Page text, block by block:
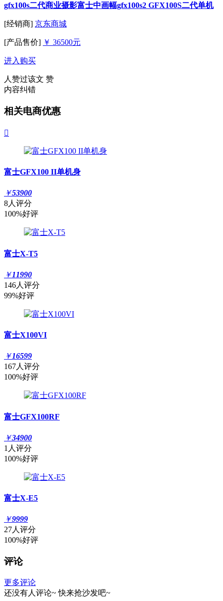
gfx100s二代商业摄影富士中画幅gfx100s2 GFX100S二代单机
[经销商] 京东商城
[产品售价] ￥ 36500元
进入购买
人赞过该文 赞
内容纠错
相关电商优惠

富士GFX100 II单机身
￥53900
8人评分
100%好评
富士X-T5
￥11990
146人评分
99%好评
富士X100VI
￥16599
167人评分
100%好评
富士GFX100RF
￥34900
1人评分
100%好评
富士X-E5
￥9999
27人评分
100%好评
评论
更多评论
还没有人评论~ 快来抢沙发吧~